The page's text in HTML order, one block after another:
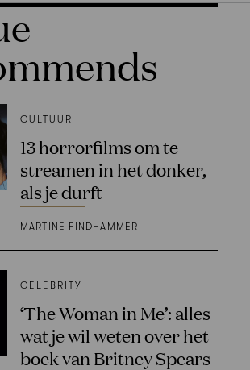
CULTUUR
13 horrorfilms om te
streamen in het donker,
als je durft
MARTINE FINDHAMMER
CELEBRITY
‘The Woman in Me’: alles
wat je wil weten over het
boek van Britney Spears